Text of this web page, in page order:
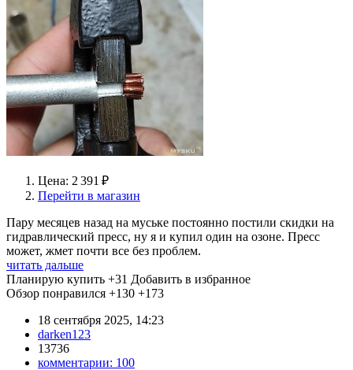
Цена: 2 391 ₽
Перейти в магазин
Пару месяцев назад на муське постоянно постили скидки на
гидравлический пресс, ну я и купил один на озоне. Пресс
может, жмет почти все без проблем.
читать дальше
Планирую купить +31 Добавить в избранное
Обзор понравился +130 +173
18 сентября 2025, 14:23
darken123
13736
комментарии: 100